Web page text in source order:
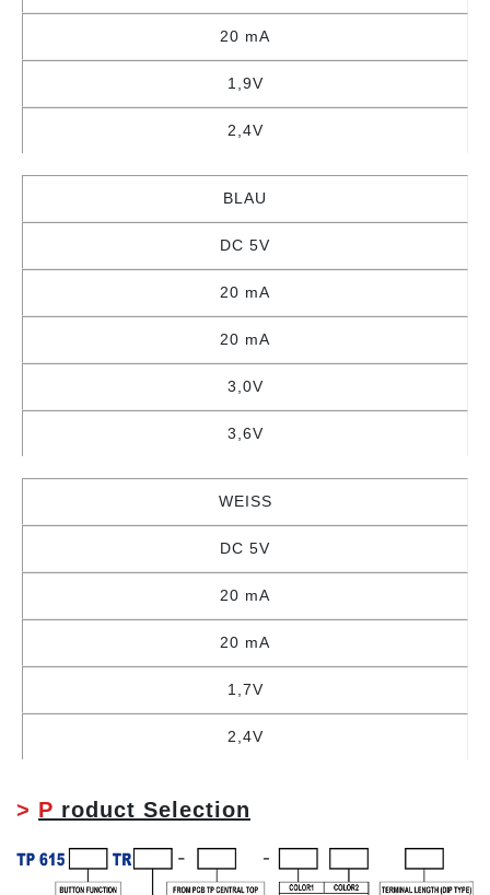
20 mA
1,9V
2,4V
BLAU
DC 5V
20 mA
20 mA
3,0V
3,6V
WEISS
DC 5V
20 mA
20 mA
1,7V
2,4V
> P roduct Selection